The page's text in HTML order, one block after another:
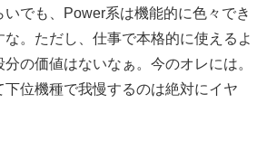
でも、Power系は機能的に色々でき
な。ただし、仕事で本格的に使えるよ
の価値はないなぁ。今のオレには。
下位機種で我慢するのは絶対にイヤ